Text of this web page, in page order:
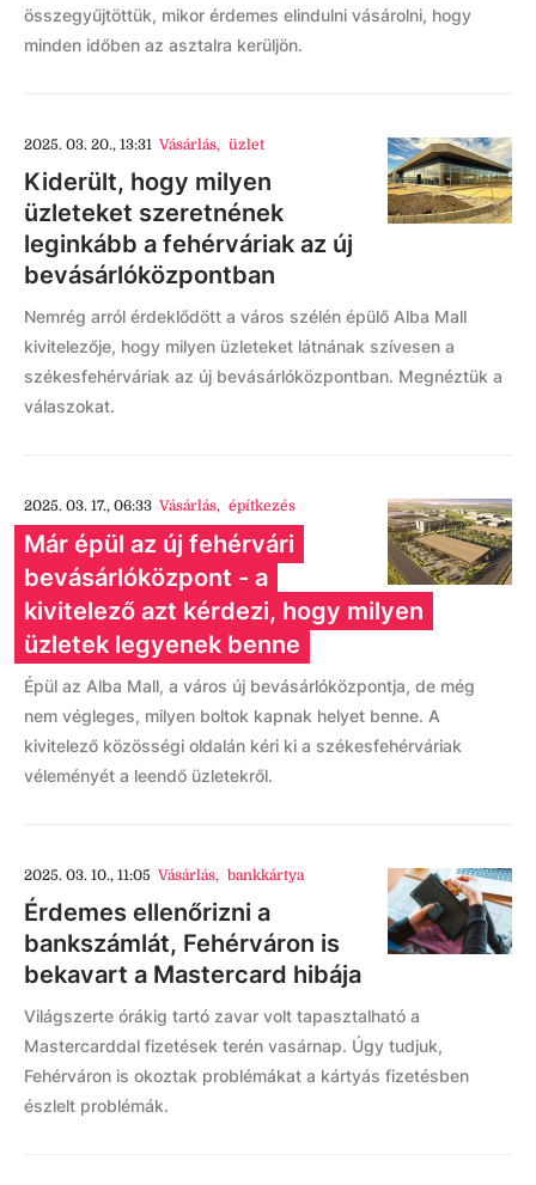
összegyűjtöttük, mikor érdemes elindulni vásárolni, hogy
minden időben az asztalra kerüljön.​
2025. 03. 20., 13:31 Vásárlás, üzlet
Kiderült, hogy milyen
üzleteket szeretnének
leginkább a fehérváriak az új
bevásárlóközpontban
Nemrég arról érdeklődött a város szélén épülő Alba Mall
kivitelezője, hogy milyen üzleteket látnának szívesen a
székesfehérváriak az új bevásárlóközpontban. Megnéztük a
válaszokat.
2025. 03. 17., 06:33 Vásárlás, építkezés
Már épül az új fehérvári
bevásárlóközpont - a
kivitelező azt kérdezi, hogy milyen
üzletek legyenek benne
Épül az Alba Mall, a város új bevásárlóközpontja, de még
nem végleges, milyen boltok kapnak helyet benne. A
kivitelező közösségi oldalán kéri ki a székesfehérváriak
véleményét a leendő üzletekről.
2025. 03. 10., 11:05 Vásárlás, bankkártya
Érdemes ellenőrizni a
bankszámlát, Fehérváron is
bekavart a Mastercard hibája
Világszerte órákig tartó zavar volt tapasztalható a
Mastercarddal fizetések terén vasárnap. Úgy tudjuk,
Fehérváron is okoztak problémákat a kártyás fizetésben
észlelt problémák.